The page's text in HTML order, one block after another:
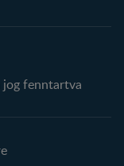
jog fenntartva